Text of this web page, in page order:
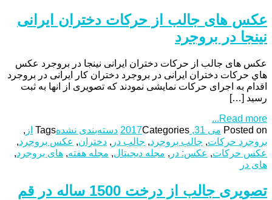
عکس های جالب از حرکات دختران ایرانی
نینجا در بروجرد
عکس های جالب از حرکات دختران ایرانی نینجا در بروجرد عکس
هاي حرکات دختران ایرانی در بروجرد دختران کار ایرانی در بروجرد
اقدام به اجرای حرکات نمایشی نمودند که تصویری از انها به ثبت
رسید […]
Read more...
Posted on می 31, 2017 Categories دسته‌بندی نشدهTags از ,
بروجرد حرکات, جالب بروجرد, جالب در , دختران, عکس بروجرد,
عکس حرکات, عکس: در , مجله دیجیتال, مجله هفته, های بروجرد,
های در
تصویری جالب از درخت 1500 ساله در قم